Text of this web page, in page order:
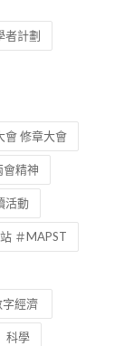
者計劃
會 修章大會
會精神
活動
＃MAPST
字經濟
科學